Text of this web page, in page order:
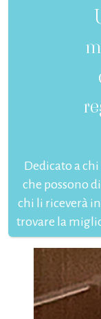
Dedicato a
che possono
chi li riceverà
trovare la